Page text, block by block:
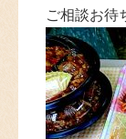
ご相談お待